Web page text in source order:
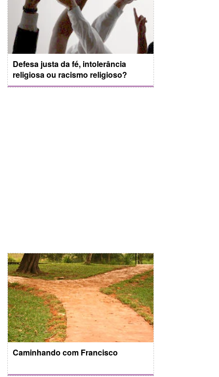
Defesa justa da fé, intolerância
religiosa ou racismo religioso?
Caminhando com Francisco